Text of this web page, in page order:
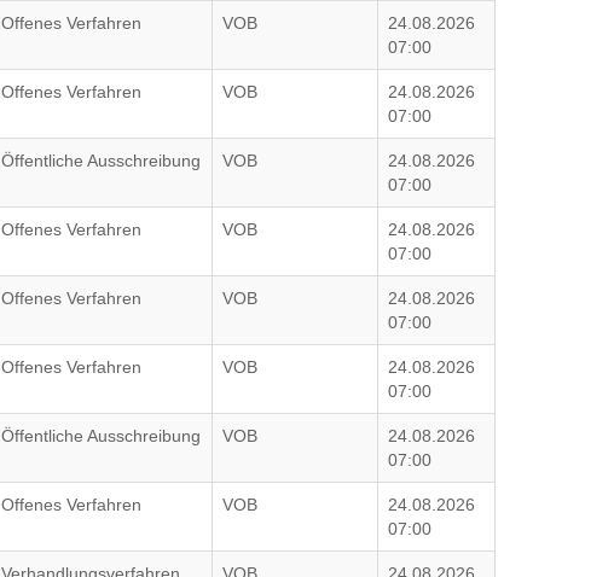
Offenes Verfahren VOB
24.08.2026
07:00
Offenes Verfahren VOB
24.08.2026
07:00
Öffentliche Ausschreibung VOB
24.08.2026
07:00
Offenes Verfahren VOB
24.08.2026
07:00
Offenes Verfahren VOB
24.08.2026
07:00
Offenes Verfahren VOB
24.08.2026
07:00
Öffentliche Ausschreibung VOB
24.08.2026
07:00
Offenes Verfahren VOB
24.08.2026
07:00